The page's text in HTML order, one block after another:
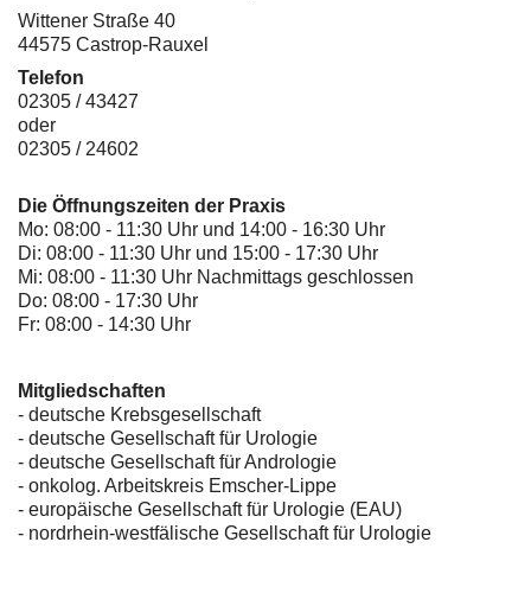
Wittener Straße 40
44575 Castrop-Rauxel
Telefon
02305 / 43427
oder
02305 / 24602
Die Öffnungszeiten der Praxis
Mo: 08:00 - 11:30 Uhr und 14:00 - 16:30 Uhr
Di: 08:00 - 11:30 Uhr und 15:00 - 17:30 Uhr
Mi: 08:00 - 11:30 Uhr Nachmittags geschlossen
Do: 08:00 - 17:30 Uhr
Fr: 08:00 - 14:30 Uhr
Mitgliedschaften
- deutsche Krebsgesellschaft
- deutsche Gesellschaft für Urologie
- deutsche Gesellschaft für Andrologie
- onkolog. Arbeitskreis Emscher-Lippe
- europäische Gesellschaft für Urologie (EAU)
- nordrhein-westfälische Gesellschaft für Urologie